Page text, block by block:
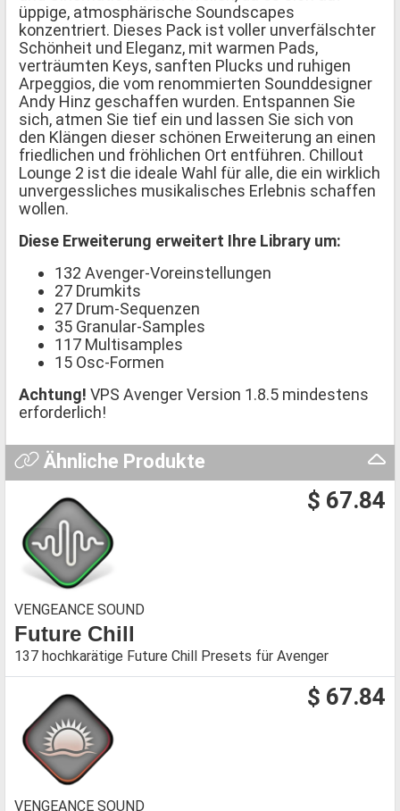
üppige, atmosphärische Soundscapes
konzentriert. Dieses Pack ist voller unverfälschter
Schönheit und Eleganz, mit warmen Pads,
verträumten Keys, sanften Plucks und ruhigen
Arpeggios, die vom renommierten Sounddesigner
Andy Hinz geschaffen wurden. Entspannen Sie
sich, atmen Sie tief ein und lassen Sie sich von
den Klängen dieser schönen Erweiterung an einen
friedlichen und fröhlichen Ort entführen. Chillout
Lounge 2 ist die ideale Wahl für alle, die ein wirklich
unvergessliches musikalisches Erlebnis schaffen
wollen.
Diese Erweiterung erweitert Ihre Library um:
132 Avenger-Voreinstellungen
27 Drumkits
27 Drum-Sequenzen
35 Granular-Samples
117 Multisamples
15 Osc-Formen
Achtung! VPS Avenger Version 1.8.5 mindestens
erforderlich!
Ähnliche Produkte
$ 67.84
VENGEANCE SOUND
Future Chill
137 hochkarätige Future Chill Presets für Avenger
$ 67.84
VENGEANCE SOUND